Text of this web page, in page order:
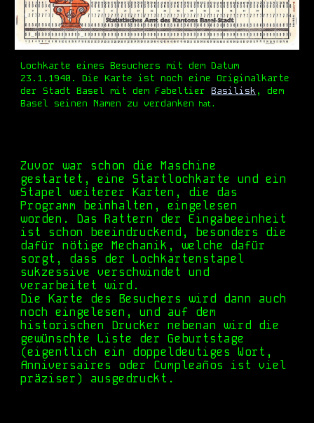
Lochkarte eines Besuchers mit dem Datum
23.1.1940. Die Karte ist noch eine Originalkarte
der Stadt Basel mit dem FabeltierBasilisk , dem
Basel seinen Namen zu verdanken
hat.
Zuvor war schon die Maschine
gestartet, eine Startlochkarte und ein
Stapel weiterer Karten, die das
Programm beinhalten, eingelesen
worden. Das Rattern der Eingabeeinheit
ist schon beeindruckend, besonders die
dafür nötige Mechanik, welche dafür
sorgt, dass der Lochkartenstapel
sukzessive verschwindet und
verarbeitet wird.
Die Karte des Besuchers wird dann auch
noch eingelesen, und auf dem
historischen Drucker nebenan wird die
gewünschte Liste der Geburtstage
(eigentlich ein doppeldeutiges Wort,
Anniversaires oder Cumpleaños istviel
präziser) ausgedruckt.